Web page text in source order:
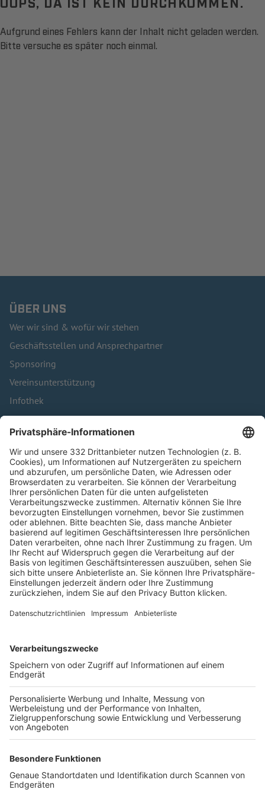
Aufgrund eines Fehlers kann der Inhalt nicht geladen werden.
Bitte versuche es später noch einmal.
ÜBER UNS
Wer wir sind & wofür wir stehen
Geschäftsstellen und Ansprechpartner
Sponsoring
Vereinsunterstützung
Infothek
Kontakt
HÄUFIG BESUCHTE SEITEN
Pässe und Vereinswechsel
Trainerausbildung
Schulungsangebot Vereinsmitarbeiter
BFV-Geschäftsstellen
Trainerbörse
Login SpielPlus
FOLGE DEM BFV
TOP-VEREINE
TOP-PARTNER